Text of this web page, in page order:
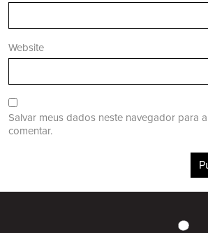
Website
Salvar meus dados neste navegador para
comentar.